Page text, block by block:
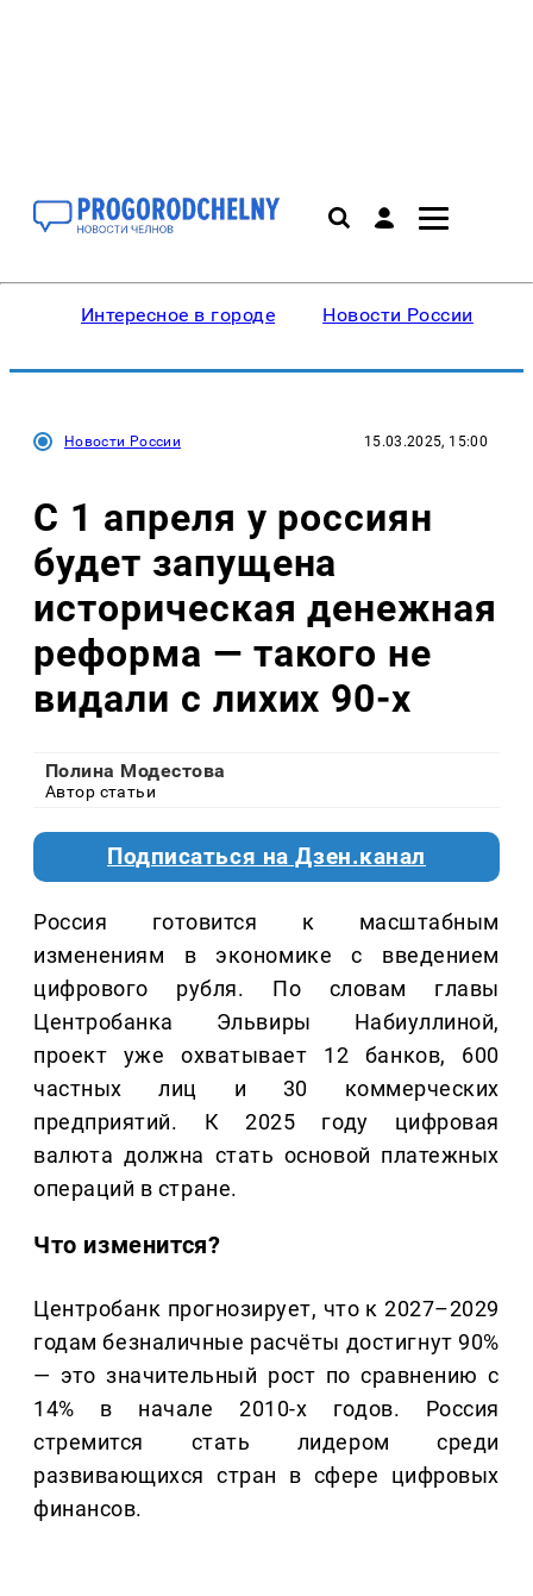
Интересное в городе Новости России
Новости России 15.03.2025, 15:00
С 1 апреля у россиян
будет запущена
историческая денежная
реформа — такого не
видали с лихих 90-х
Полина Модестова
Автор статьи
Подписаться на Дзен.канал
Россия готовится к масштабным
изменениям в экономике с введением
цифрового рубля. По словам главы
Центробанка Эльвиры Набиуллиной,
проект уже охватывает 12 банков, 600
частных лиц и 30 коммерческих
предприятий. К 2025 году цифровая
валюта должна стать основой платежных
операций в стране.
Что изменится?
Центробанк прогнозирует, что к 2027–2029
годам безналичные расчёты достигнут 90%
— это значительный рост по сравнению с
14% в начале 2010-х годов. Россия
стремится стать лидером среди
развивающихся стран в сфере цифровых
финансов.